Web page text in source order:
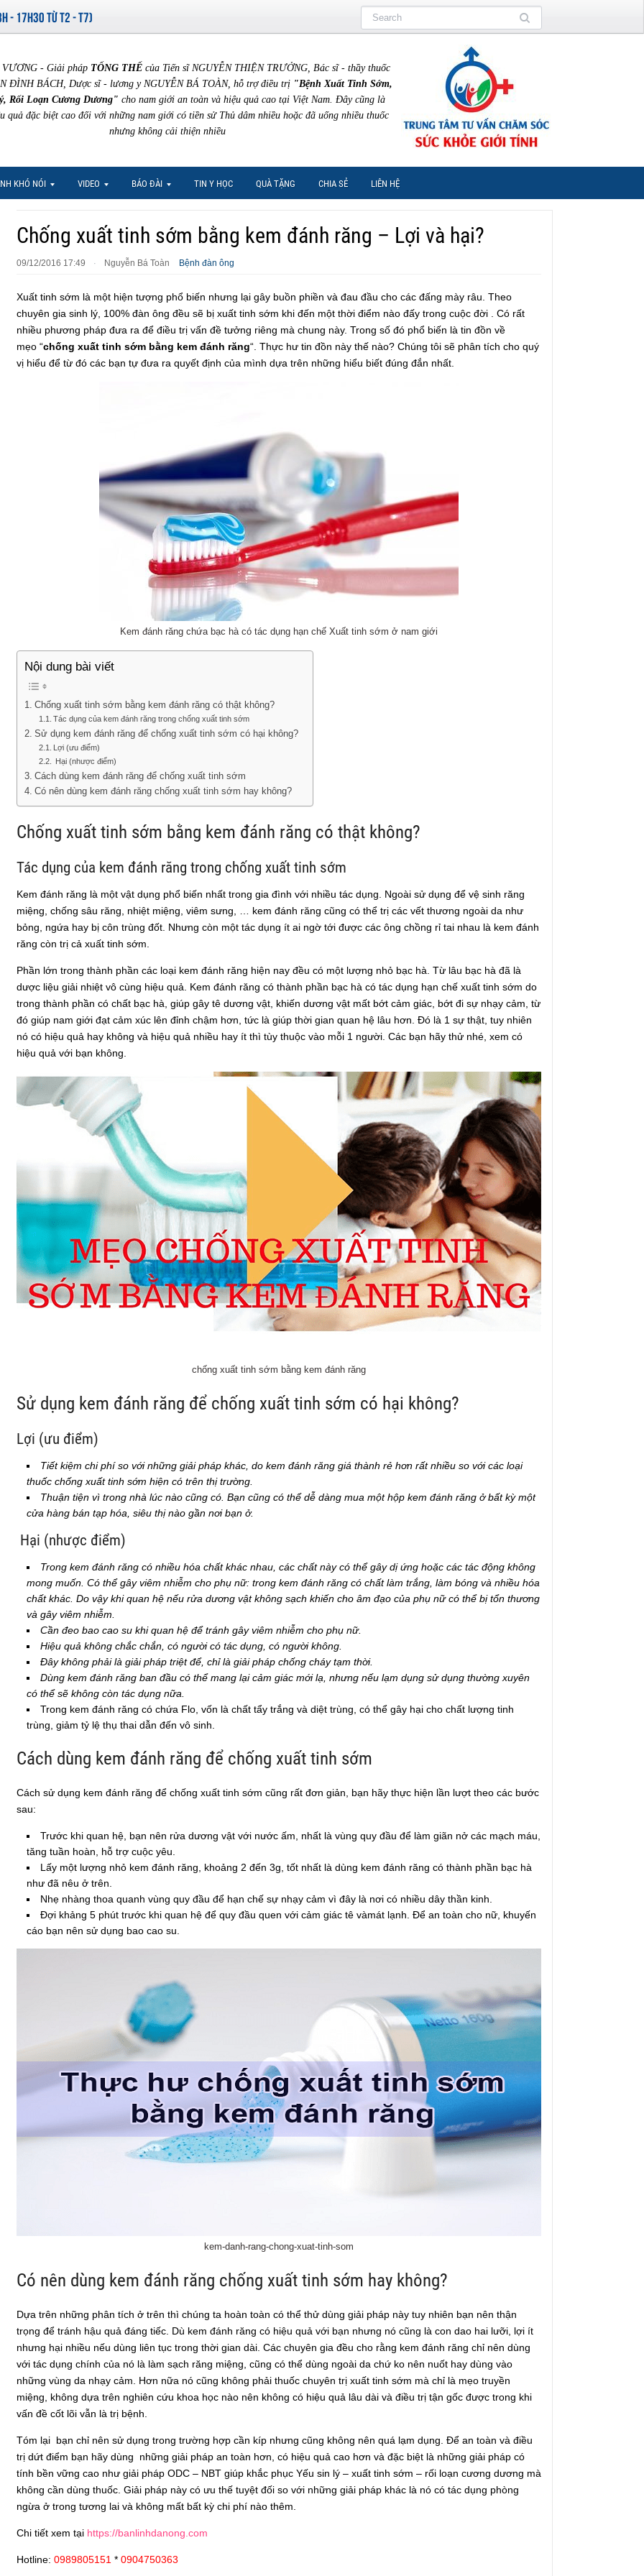
- 17H30 TỪ T2 - T7)
- Giải pháp TỔNG THỂcủa Tiến sĩ NGUYỄN THIỆN TRƯỞNG, Bác sĩ - thầy thuốc
ĐÌNH BÁCH, Dược sĩ - lương y NGUYỄN BÁ TOÀN, hỗ trợ điều trị "Bệnh Xuất Tinh Sớm,
Rối Loạn Cương Dương" cho nam giới an toàn và hiệu quả cao tại Việt Nam. Đây cũng là
quả đặc biệt cao đối với những nam giới có tiền sử Thủ dâm nhiều hoặc đã uống nhiều thuốc
nhưng không cải thiện nhiều
KHÓ NÓI VIDEO BÁO ĐÀI TIN Y HỌC QUÀ TẶNG CHIA SẺ LIÊN HỆ
Chống xuất tinh sớm bằng kem đánh răng – Lợi và hại?
09/12/2016 17:49 · Nguyễn Bá Toàn Bệnh đàn ông
Xuất tinh sớm là một hiện tượng phổ biến nhưng lại gây buồn phiền và đau đầu cho các đấng mày râu. Theo
chuyên gia sinh lý, 100% đàn ông đều sẽ bị xuất tinh sớm khi đến một thời điểm nào đấy trong cuộc đời . Có rất
nhiều phương pháp đưa ra để điều trị vấn đề tưởng riêng mà chung này. Trong số đó phổ biến là tin đồn về
mẹo “chống xuất tinh sớm bằng kem đánh răng“. Thực hư tin đồn này thế nào? Chúng tôi sẽ phân tích cho quý
vị hiểu để từ đó các bạn tự đưa ra quyết định của mình dựa trên những hiểu biết đúng đắn nhất.
Kem đánh răng chứa bạc hà có tác dụng hạn chế Xuất tinh sớm ở nam giới
Nội dung bài viết
Chống xuất tinh sớm bằng kem đánh răng có thật không?
Tác dụng của kem đánh răng trong chống xuất tinh sớm
Sử dụng kem đánh răng để chống xuất tinh sớm có hại không?
Lợi (ưu điểm)
Hại (nhược điểm)
Cách dùng kem đánh răng để chống xuất tinh sớm
Có nên dùng kem đánh răng chống xuất tinh sớm hay không?
Chống xuất tinh sớm bằng kem đánh răng có thật không?
Tác dụng của kem đánh răng trong chống xuất tinh sớm
Kem đánh răng là một vật dụng phổ biến nhất trong gia đình với nhiều tác dụng. Ngoài sử dụng để vệ sinh răng
miệng, chống sâu răng, nhiệt miệng, viêm sưng, … kem đánh răng cũng có thể trị các vết thương ngoài da như
bỏng, ngứa hay bị côn trùng đốt. Nhưng còn một tác dụng ít ai ngờ tới được các ông chồng rỉ tai nhau là kem đánh
răng còn trị cả xuất tinh sớm.
Phần lớn trong thành phần các loại kem đánh răng hiện nay đều có một lượng nhỏ bạc hà. Từ lâu bạc hà đã là
dược liệu giải nhiệt vô cùng hiệu quả. Kem đánh răng có thành phần bạc hà có tác dụng hạn chế xuất tinh sớm do
trong thành phần có chất bạc hà, giúp gây tê dương vật, khiến dương vật mất bớt cảm giác, bớt đi sự nhạy cảm, từ
đó giúp nam giới đạt cảm xúc lên đỉnh chậm hơn, tức là giúp thời gian quan hệ lâu hơn. Đó là 1 sự thật, tuy nhiên
nó có hiệu quả hay không và hiệu quả nhiều hay ít thì tùy thuộc vào mỗi 1 người. Các bạn hãy thử nhé, xem có
hiệu quả với bạn không.
chống xuất tinh sớm bằng kem đánh răng
Sử dụng kem đánh răng để chống xuất tinh sớm có hại không?
Lợi (ưu điểm)
Tiết kiệm chi phí so với những giải pháp khác, do kem đánh răng giá thành rẻ hơn rất nhiều so với các loại
thuốc chống xuất tinh sớm hiện có trên thị trường.
Thuận tiện vì trong nhà lúc nào cũng có. Bạn cũng có thể dễ dàng mua một hộp kem đánh răng ở bất kỳ một
cửa hàng bán tạp hóa, siêu thị nào gần nơi bạn ở.
Hại (nhược điểm)
Trong kem đánh răng có nhiều hóa chất khác nhau, các chất này có thể gây dị ứng hoặc các tác động không
mong muốn. Có thể gây viêm nhiễm cho phụ nữ: trong kem đánh răng có chất làm trắng, làm bóng và nhiều hóa
chất khác. Do vậy khi quan hệ nếu rửa dương vật không sạch khiến cho âm đạo của phụ nữ có thể bị tổn thương
và gây viêm nhiễm.
Cần đeo bao cao su khi quan hệ để tránh gây viêm nhiễm cho phụ nữ.
Hiệu quả không chắc chắn, có người có tác dụng, có người không.
Đây không phải là giải pháp triệt để, chỉ là giải pháp chống cháy tạm thời.
Dùng kem đánh răng ban đầu có thể mang lại cảm giác mới lạ, nhưng nếu lạm dụng sử dụng thường xuyên
có thể sẽ không còn tác dụng nữa.
Trong kem đánh răng có chứa Flo, vốn là chất tẩy trắng và diệt trùng, có thể gây hại cho chất lượng tinh
trùng, giảm tỷ lệ thụ thai dẫn đến vô sinh.
Cách dùng kem đánh răng để chống xuất tinh sớm
Cách sử dụng kem đánh răng để chống xuất tinh sớm cũng rất đơn giản, bạn hãy thực hiện lần lượt theo các bước
sau:
Trước khi quan hệ, bạn nên rửa dương vật với nước ấm, nhất là vùng quy đầu để làm giãn nở các mạch máu,
tăng tuần hoàn, hỗ trợ cuộc yêu.
Lấy một lượng nhỏ kem đánh răng, khoảng 2 đến 3g, tốt nhất là dùng kem đánh răng có thành phần bạc hà
như đã nêu ở trên.
Nhẹ nhàng thoa quanh vùng quy đầu để hạn chế sự nhạy cảm vì đây là nơi có nhiều dây thần kinh.
Đợi khảng 5 phút trước khi quan hệ để quy đầu quen với cảm giác tê vàmát lạnh. Để an toàn cho nữ, khuyến
cáo bạn nên sử dụng bao cao su.
kem-danh-rang-chong-xuat-tinh-som
Có nên dùng kem đánh răng chống xuất tinh sớm hay không?
Dựa trên những phân tích ở trên thì chúng ta hoàn toàn có thể thử dùng giải pháp này tuy nhiên bạn nên thận
trọng để tránh hậu quả đáng tiếc. Dù kem đánh răng có hiệu quả với bạn nhưng nó cũng là con dao hai lưỡi, lợi ít
nhưng hại nhiều nếu dùng liên tục trong thời gian dài. Các chuyên gia đều cho rằng kem đánh răng chỉ nên dùng
với tác dụng chính của nó là làm sạch răng miệng, cũng có thể dùng ngoài da chứ ko nên nuốt hay dùng vào
những vùng da nhạy cảm. Hơn nữa nó cũng không phải thuốc chuyên trị xuất tinh sớm mà chỉ là mẹo truyền
miệng, không dựa trên nghiên cứu khoa học nào nên không có hiệu quả lâu dài và điều trị tận gốc được trong khi
vấn đề cốt lõi vẫn là trị bệnh.
Tóm lại bạn chỉ nên sử dụng trong trường hợp cần kíp nhưng cũng không nên quá lạm dụng. Để an toàn và điều
trị dứt điểm bạn hãy dùng những giải pháp an toàn hơn, có hiệu quả cao hơn và đặc biệt là những giải pháp có
tính bền vững cao như giải pháp ODC – NBT giúp khắc phục Yếu sin lý – xuất tinh sớm – rối loạn cương dương mà
không cần dùng thuốc. Giải pháp này có ưu thế tuyệt đối so với những giải pháp khác là nó có tác dụng phòng
ngừa ở trong tương lai và không mất bất kỳ chi phí nào thêm.
Chi tiết xem tại https://banlinhdanong.com
Hotline: 0989805151 * 0904750363